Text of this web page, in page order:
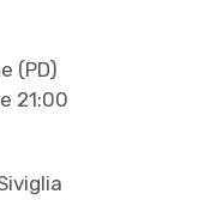
(PD)
21:00